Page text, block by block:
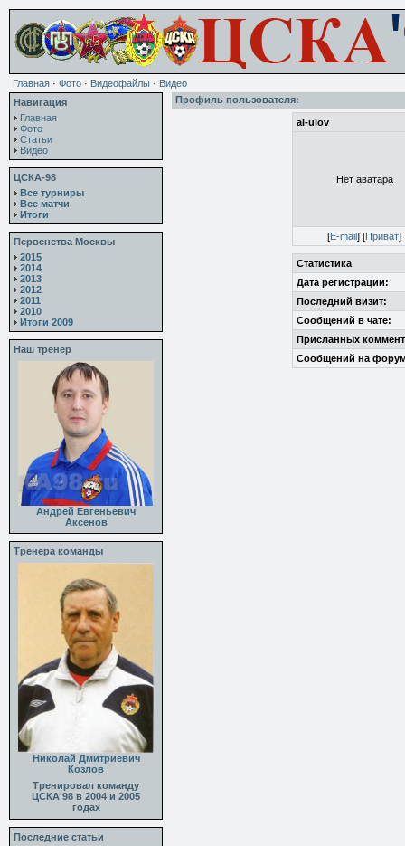
Главная · Фото · Видеофайлы · Видео
Навигация
Главная
Фото
Статьи
Видео
ЦСКА-98
Все турниры
Все матчи
Итоги
Первенства Москвы
2015
2014
2013
2012
2011
2010
Итоги 2009
Наш тренер
Андрей Евгеньевич
Аксенов
Тренера команды
Николай Дмитриевич
Козлов
Тренировал команду
ЦСКА'98 в 2004 и 2005
годах
Последние статьи
Профиль пользователя:
al-ulov
Нет аватара
[E-mail] [Приват]
Статистика
Дата регистрации:
Последний визит:
Сообщений в чате:
Присланных
Сообщений на